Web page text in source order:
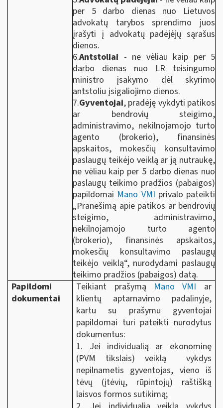
per 5 darbo dienas nuo Lietuvos
advokatų tarybos sprendimo juos
įrašyti į advokatų padėjėjų sąrašus
dienos.
6.Antstoliai - ne vėliau kaip per 5
darbo dienas nuo LR teisingumo
ministro įsakymo dėl skyrimo
antstoliu įsigaliojimo dienos.
7.Gyventojai, pradėję vykdyti patikos
ar bendrovių steigimo,
administravimo, nekilnojamojo turto
agento (brokerio), finansinės
apskaitos, mokesčių konsultavimo
paslaugų teikėjo veiklą ar ją nutraukę,
ne vėliau kaip per 5 darbo dienas nuo
paslaugų teikimo pradžios (pabaigos)
papildomai Mano VMI privalo pateikti
„Pranešimą apie patikos ar bendrovių
steigimo, administravimo,
nekilnojamojo turto agento
(brokerio), finansinės apskaitos,
mokesčių konsultavimo paslaugų
teikėjo veiklą“, nurodydami paslaugų
teikimo pradžios (pabaigos) datą.
Papildomi
dokumentai
Teikiant prašymą Mano VMI ar
klientų aptarnavimo padalinyje,
kartu su prašymu gyventojai
papildomai turi pateikti nurodytus
dokumentus:
1. Jei individualią ar ekonominę
(PVM tikslais) veiklą vykdys
nepilnametis gyventojas, vieno iš
tėvų (įtėvių, rūpintojų) raštišką
laisvos formos sutikimą;